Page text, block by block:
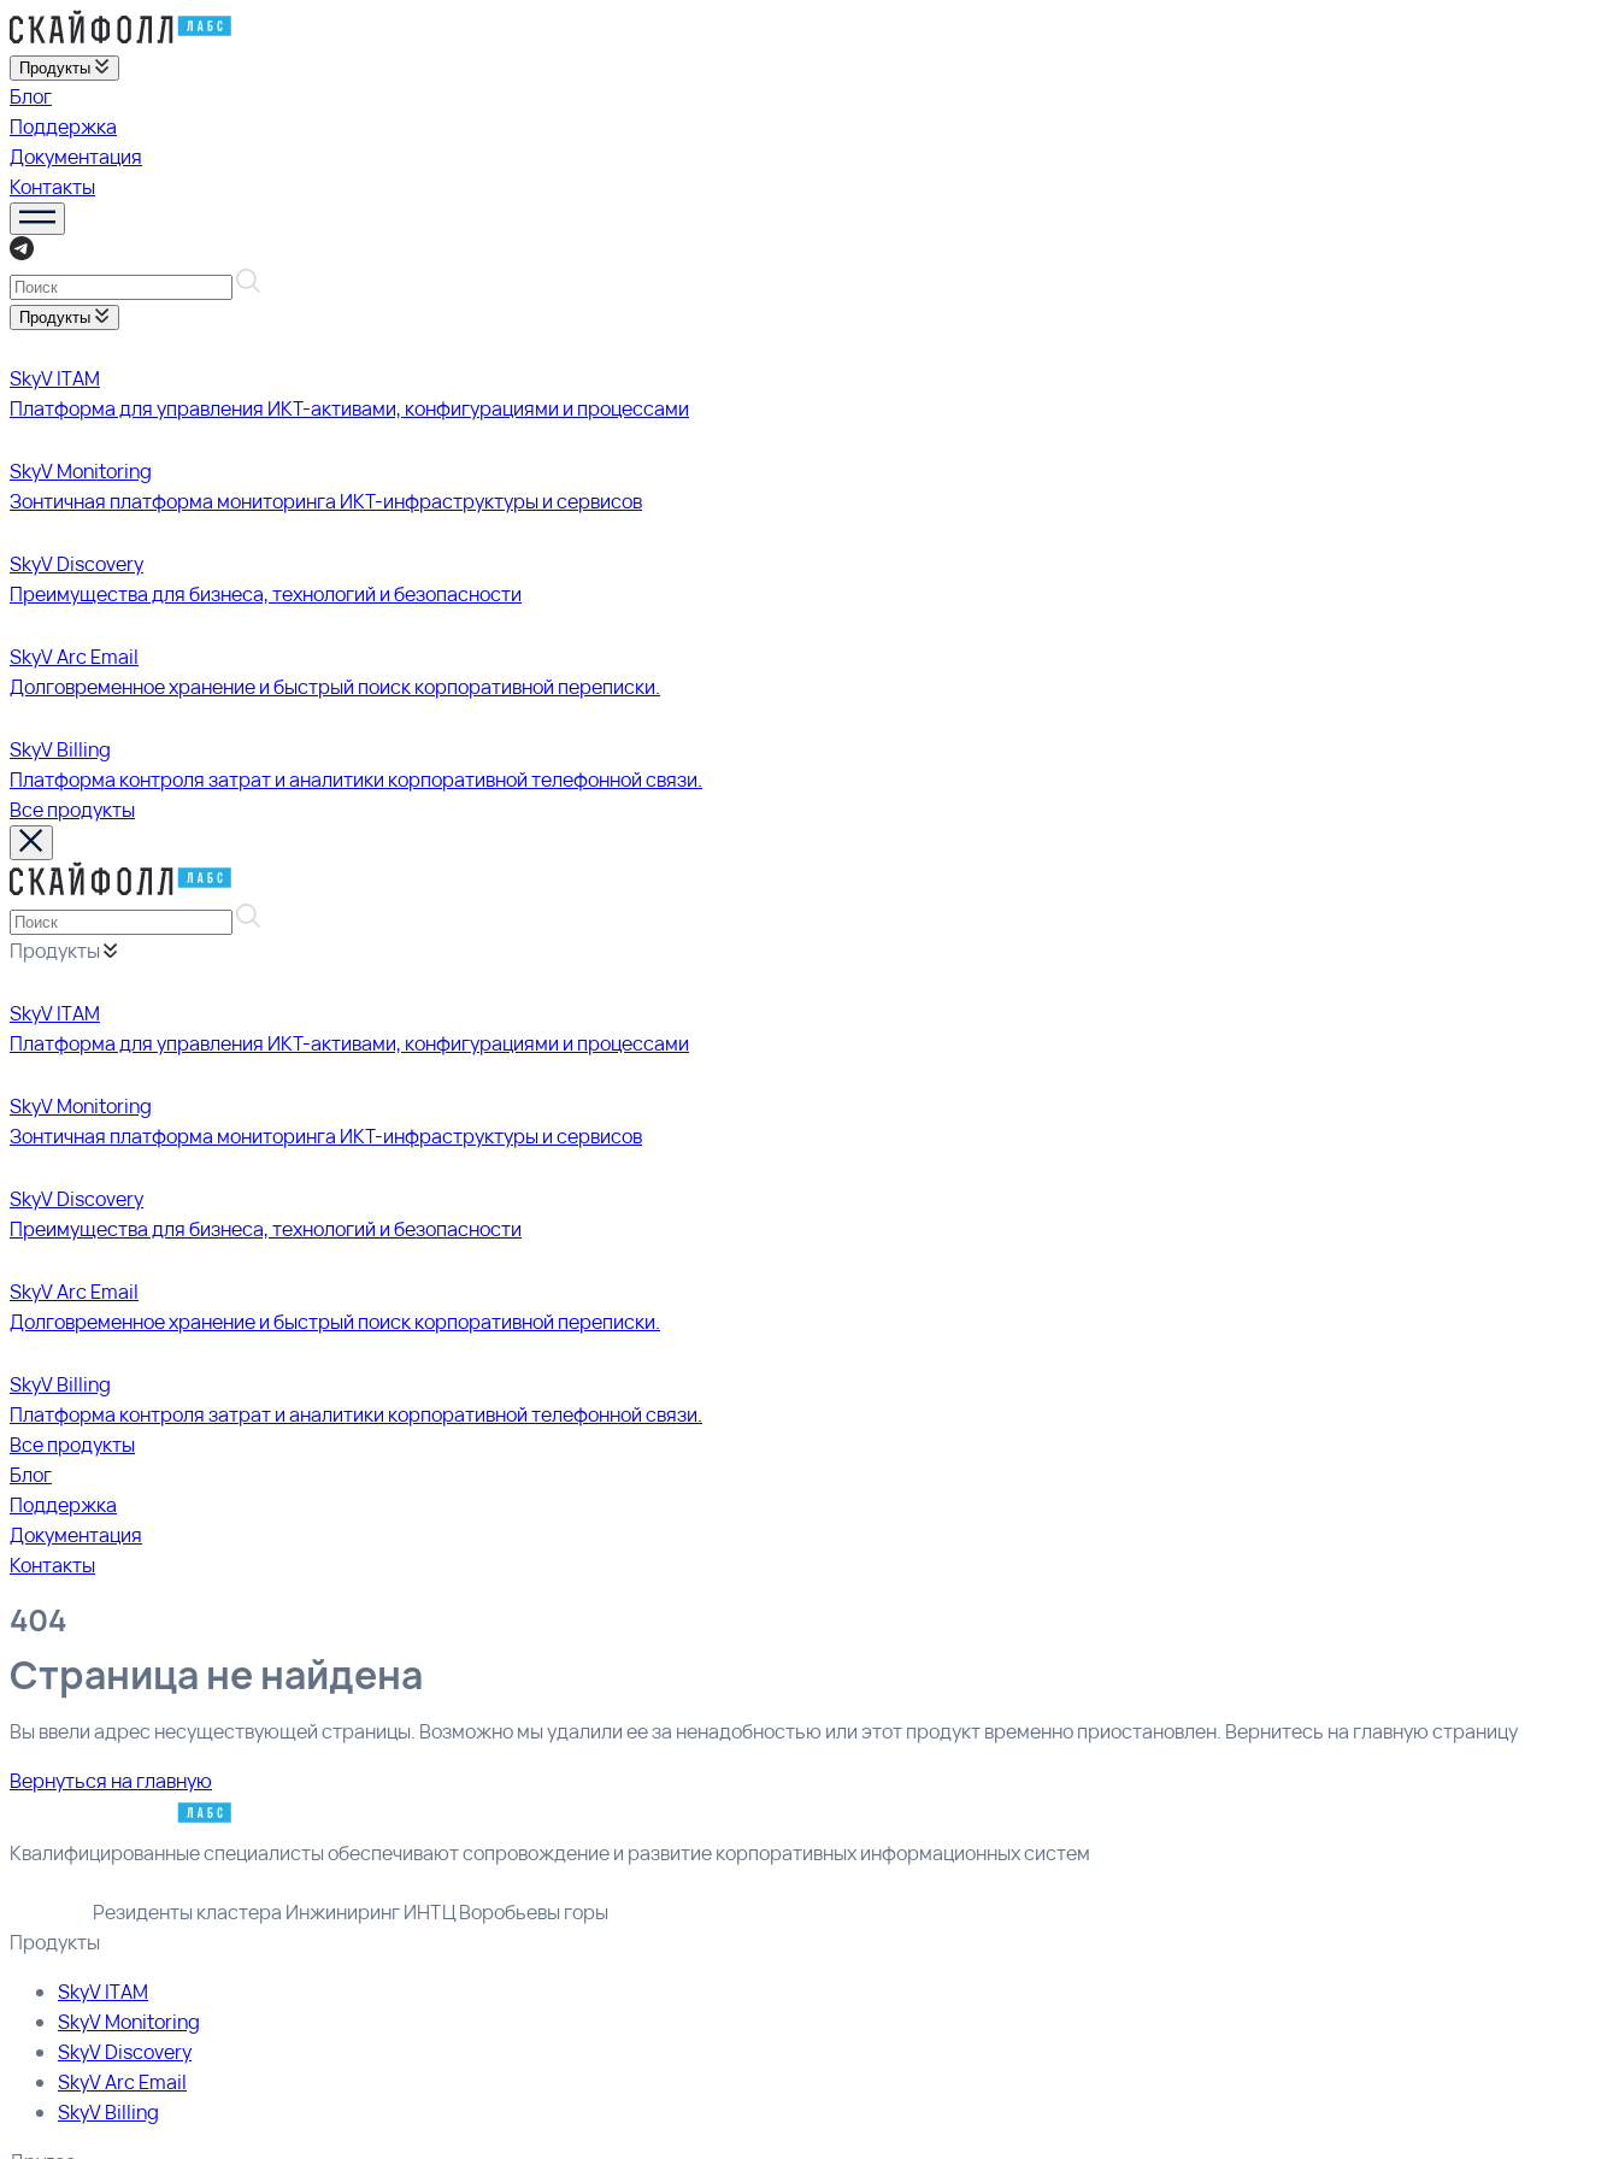
Продукты
Блог
Поддержка
Документация
Контакты
Продукты
SkyV ITAM
Платформа для управления ИКТ-активами, конфигурациями и процессами
SkyV Monitoring
Зонтичная платформа мониторинга ИКТ-инфраструктуры и сервисов
SkyV Discovery
Преимущества для бизнеса, технологий и безопасности
SkyV Arc Email
Долговременное хранение и быстрый поиск корпоративной переписки.
SkyV Billing
Платформа контроля затрат и аналитики корпоративной телефонной связи.
Все продукты
Продукты
SkyV ITAM
Платформа для управления ИКТ-активами, конфигурациями и процессами
SkyV Monitoring
Зонтичная платформа мониторинга ИКТ-инфраструктуры и сервисов
SkyV Discovery
Преимущества для бизнеса, технологий и безопасности
SkyV Arc Email
Долговременное хранение и быстрый поиск корпоративной переписки.
SkyV Billing
Платформа контроля затрат и аналитики корпоративной телефонной связи.
Все продукты
Блог
Поддержка
Документация
Контакты
404
Страница не найдена
Вы ввели адрес несуществующей страницы. Возможно мы удалили ее за ненадобностью или этот продукт временно приостановлен. Вернитесь на главную страницу
Вернуться на главную
Квалифицированные специалисты обеспечивают сопровождение и развитие корпоративных информационных систем
Резиденты кластера Инжиниринг ИНТЦ Воробьевы горы
Продукты
SkyV ITAM
SkyV Monitoring
SkyV Discovery
SkyV Arc Email
SkyV Billing